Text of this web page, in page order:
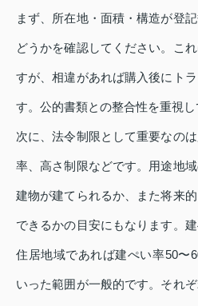
まず、所在地・面積・構造が登
どうかを確認してください。こ
すが、相違があれば購入後にト
す。公的書類との整合性を重視し
次に、法令制限として重要なの
率、高さ制限などです。用途地
建物が建てられるか、また将来
できるかの目安にもなります。
住居地域であれば建ぺい率50〜
いった範囲が一般的です。それ